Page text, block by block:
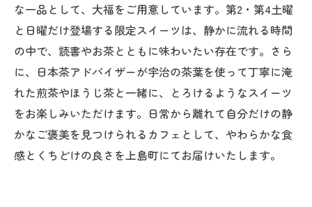
な一品として、大福をご用意しています。第2・第4土曜
と日曜だけ登場する限定スイーツは、静かに流れる時間
の中で、読書やお茶とともに味わいたい存在です。さら
に、日本茶アドバイザーが宇治の茶葉を使って丁寧に淹
れた煎茶やほうじ茶と一緒に、とろけるようなスイーツ
をお楽しみいただけます。日常から離れて自分だけの静
かなご褒美を見つけられるカフェとして、やわらかな食
感とくちどけの良さを上島町にてお届けいたします。